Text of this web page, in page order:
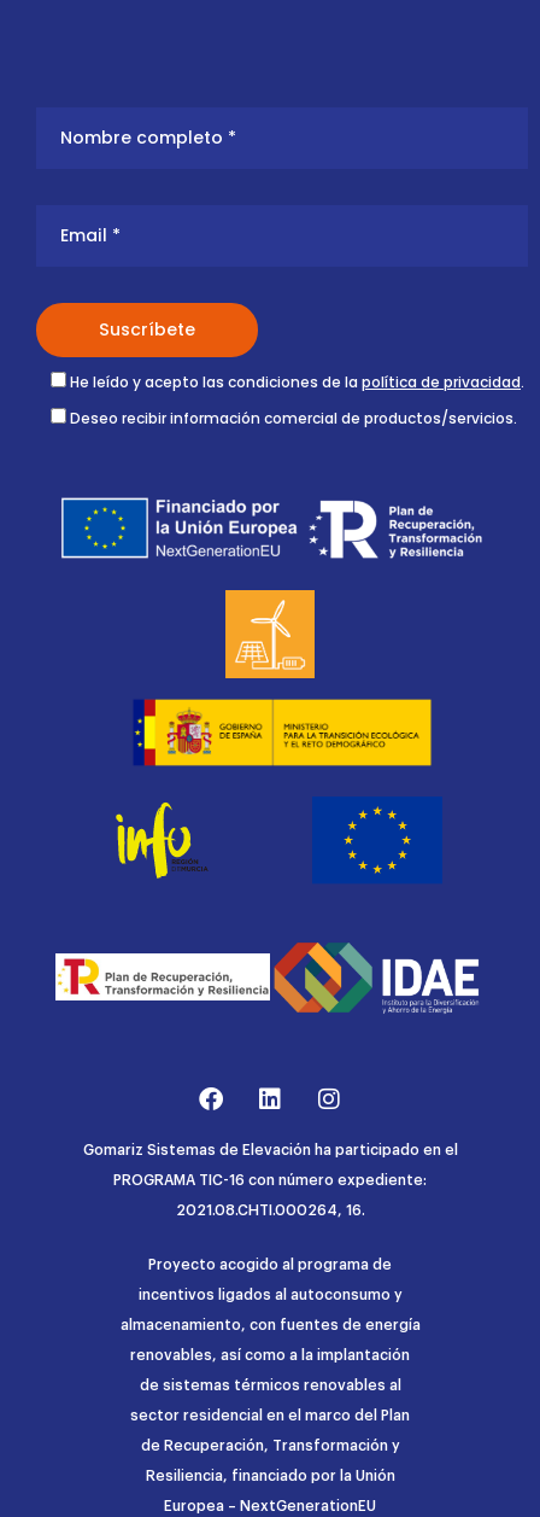
He leído y acepto las condiciones de la política de privacidad.
Deseo recibir información comercial de productos/servicios.
Gomariz Sistemas de Elevación ha participado en el
PROGRAMA TIC-16 con número expediente:
2021.08.CHTI.000264, 16.
Proyecto acogido al programa de
incentivos ligados al autoconsumo y
almacenamiento, con fuentes de energía
renovables, así como a la implantación
de sistemas térmicos renovables al
sector residencial en el marco del Plan
de Recuperación, Transformación y
Resiliencia, financiado por la Unión
Europea – NextGenerationEU